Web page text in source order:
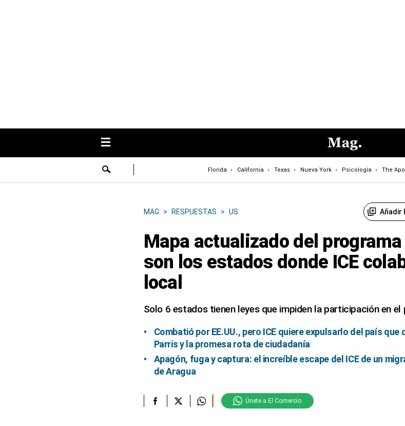
Florida California Texas Nueva York Psicología The
MAG > RESPUESTAS > US Añadir
Mapa actualizado del
son los estados donde ICE
local
Solo 6 estados tienen leyes que impiden la participación en el
Combatió por EE.UU., pero ICE quiere expulsarlo del país
Parris y la promesa rota de ciudadanía
Apagón, fuga y captura: el increíble escape del ICE de un
de Aragua
Únete a El Comercio